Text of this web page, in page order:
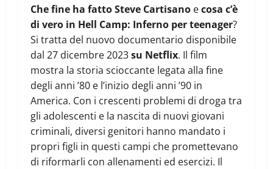
Che fine ha fatto Steve Cartisano ecosa c’è
di vero in Hell Camp: Inferno per teenager?
Si tratta del nuovo documentario disponibile
dal 27 dicembre 2023su Netflix. Il film
mostra la storia scioccante legata alla fine
degli anni ’80 e l’inizio degli anni ’90 in
America. Con i crescenti problemi di droga tra
gli adolescenti e la nascita di nuovi giovani
criminali, diversi genitori hanno mandato i
propri figli in questi campi che promettevano
di riformarli con allenamenti ed esercizi. Il